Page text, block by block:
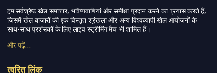
हम सर्वश्रेष्ठ खेल समाचार, भविष्यवाणियां और समीक्षा प्रदान करने का प्रयास करते हैं,
जिसमें खेल बाजारों की एक विस्तृत श्रृंखला और अन्य विश्वव्यापी खेल आयोजनों के
साथ-साथ प्रशंसकों के लिए लाइव स्ट्रीमिंग मैच भी शामिल हैं।
और पढ़ें…
त्वरित लिंक